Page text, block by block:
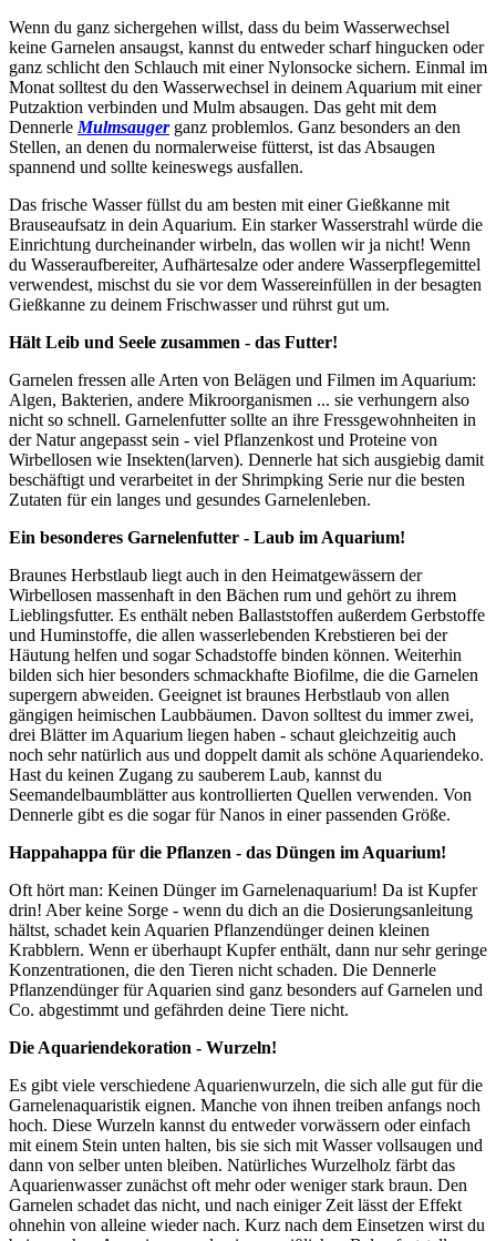
Wenn du ganz sichergehen willst, dass du beim Wasserwechsel
keine Garnelen ansaugst, kannst du entweder scharf hingucken oder
ganz schlicht den Schlauch mit einer Nylonsocke sichern. Einmal im
Monat solltest du den Wasserwechsel in deinem Aquarium mit einer
Putzaktion verbinden und Mulm absaugen. Das geht mit dem
Dennerle Mulmsaugerganz problemlos. Ganz besonders an den
Stellen, an denen du normalerweise fütterst, ist das Absaugen
spannend und sollte keineswegs ausfallen.
Das frische Wasser füllst du am besten mit einer Gießkanne mit
Brauseaufsatz in dein Aquarium. Ein starker Wasserstrahl würde die
Einrichtung durcheinander wirbeln, das wollen wir ja nicht! Wenn
du Wasseraufbereiter, Aufhärtesalze oder andere Wasserpflegemittel
verwendest, mischst du sie vor dem Wassereinfüllen in der besagten
Gießkanne zu deinem Frischwasser und rührst gut um.
Hält Leib und Seele zusammen - das Futter!
Garnelen fressen alle Arten von Belägen und Filmen im Aquarium:
Algen, Bakterien, andere Mikroorganismen ... sie verhungern also
nicht so schnell. Garnelenfutter sollte an ihre Fressgewohnheiten in
der Natur angepasst sein - viel Pflanzenkost und Proteine von
Wirbellosen wie Insekten(larven). Dennerle hat sich ausgiebig damit
beschäftigt und verarbeitet in der Shrimpking Serie nur die besten
Zutaten für ein langes und gesundes Garnelenleben.
Ein besonderes Garnelenfutter - Laub im Aquarium!
Braunes Herbstlaub liegt auch in den Heimatgewässern der
Wirbellosen massenhaft in den Bächen rum und gehört zu ihrem
Lieblingsfutter. Es enthält neben Ballaststoffen außerdem Gerbstoffe
und Huminstoffe, die allen wasserlebenden Krebstieren bei der
Häutung helfen und sogar Schadstoffe binden können. Weiterhin
bilden sich hier besonders schmackhafte Biofilme, die die Garnelen
supergern abweiden. Geeignet ist braunes Herbstlaub von allen
gängigen heimischen Laubbäumen. Davon solltest du immer zwei,
drei Blätter im Aquarium liegen haben - schaut gleichzeitig auch
noch sehr natürlich aus und doppelt damit als schöne Aquariendeko.
Hast du keinen Zugang zu sauberem Laub, kannst du
Seemandelbaumblätter aus kontrollierten Quellen verwenden. Von
Dennerle gibt es die sogar für Nanos in einer passenden Größe.
Happahappa für die Pflanzen - das Düngen im Aquarium!
Oft hört man: Keinen Dünger im Garnelenaquarium! Da ist Kupfer
drin! Aber keine Sorge - wenn du dich an die Dosierungsanleitung
hältst, schadet kein Aquarien Pflanzendünger deinen kleinen
Krabblern. Wenn er überhaupt Kupfer enthält, dann nur sehr geringe
Konzentrationen, die den Tieren nicht schaden. Die Dennerle
Pflanzendünger für Aquarien sind ganz besonders auf Garnelen und
Co. abgestimmt und gefährden deine Tiere nicht.
Die Aquariendekoration - Wurzeln!
Es gibt viele verschiedene Aquarienwurzeln, die sich alle gut für die
Garnelenaquaristik eignen. Manche von ihnen treiben anfangs noch
hoch. Diese Wurzeln kannst du entweder vorwässern oder einfach
mit einem Stein unten halten, bis sie sich mit Wasser vollsaugen und
dann von selber unten bleiben. Natürliches Wurzelholz färbt das
Aquarienwasser zunächst oft mehr oder weniger stark braun. Den
Garnelen schadet das nicht, und nach einiger Zeit lässt der Effekt
ohnehin von alleine wieder nach. Kurz nach dem Einsetzen wirst du